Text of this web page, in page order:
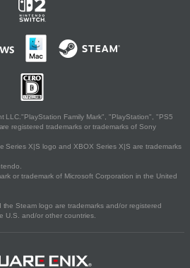
LLC."PlayStation Family Mark", "PlayStation", "PS5
registered trademarks or trademarks of Sony
Series X|S logo and XBOX Series X|S are trademarks
or trademark of Microsoft Corporation in the United
Steam logo are trademarks and/or registered
U.S. and/or other countries.